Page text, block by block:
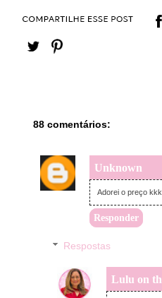
88 comentários:
Unknown
Adorei o preço
Responder
Respostas
Lulu on